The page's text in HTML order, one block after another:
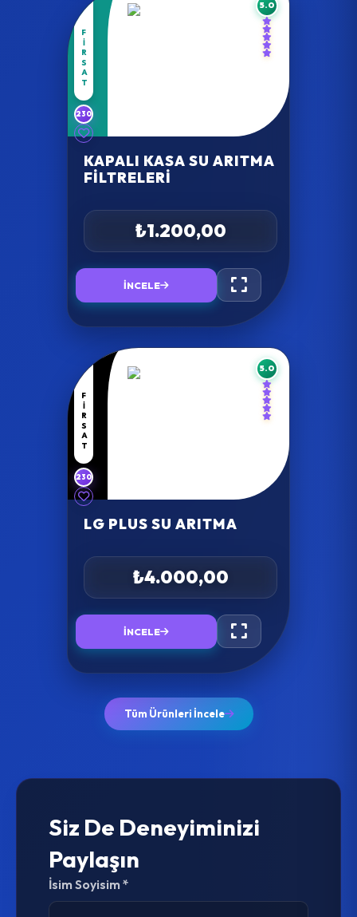
FIRSAT
230
5.0
KAPALI KASA SU ARITMA
FILTRELERI
₺1.200,00
İNCELE
FIRSAT
230
5.0
LG PLUS SU ARITMA
₺4.000,00
İNCELE
Tüm Ürünleri İncele
Siz De Deneyiminizi
Paylaşın
İsim Soyisim *